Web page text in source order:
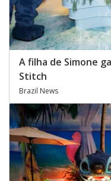
A filha de Simone
Stitch
Brazil News